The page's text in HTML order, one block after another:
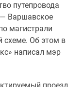
путепровода
Варшавское
магистрали
схеме. Об этом в
написал мэр